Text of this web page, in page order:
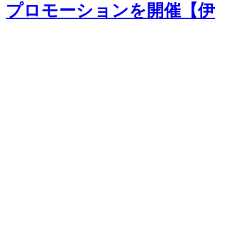
プロモーションを開催【伊